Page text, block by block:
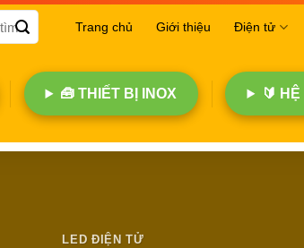
Trang chủ Giới thiệu Điện tử
🧰 THIẾT BỊ INOX 🔰
LED ĐIỆN TỬ